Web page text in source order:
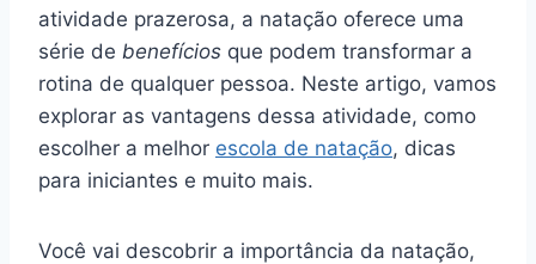
atividade prazerosa, a natação oferece uma
série de benefícios que podem transformar a
rotina de qualquer pessoa. Neste artigo, vamos
explorar as vantagens dessa atividade, como
escolher a melhor escola de natação, dicas
para iniciantes e muito mais.
Você vai descobrir a importância da natação,